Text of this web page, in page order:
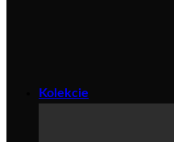
Kolekcie